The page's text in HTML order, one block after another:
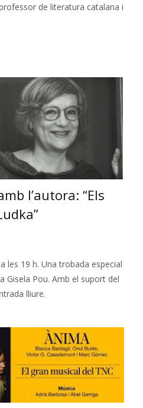
de literatura catalana i
l’autora: “Els
les 19 h. Una trobada especial
Gisela Pou. ​​​​​Amb el suport del
lliure.